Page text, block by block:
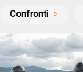
Confronti